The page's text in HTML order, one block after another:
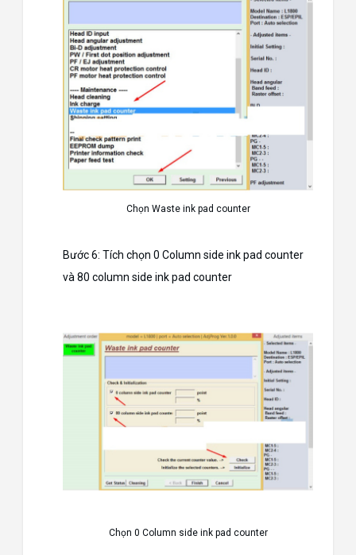
Chọn Waste ink pad counter
Bước 6: Tích chọn 0 Column side ink pad counter
và 80 column side ink pad counter
Chọn 0 Column side ink pad counter